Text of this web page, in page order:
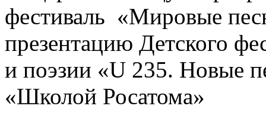
фестиваль «Мировые
презентацию Детского
и поэзии «U 235. Новые
«Школой Росатома»